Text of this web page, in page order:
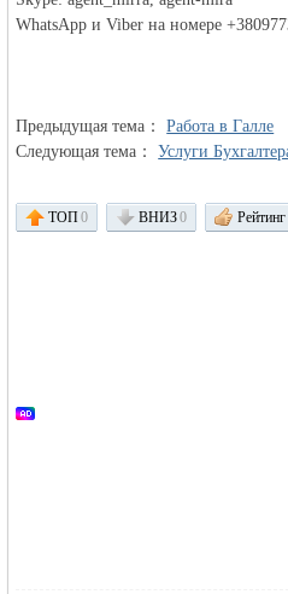
WhatsApp и Viber на номере
Предыдущая тема：Работа в Галле
Следующая тема：Услуги
ТОП0 ВНИЗ0 Рейтинг